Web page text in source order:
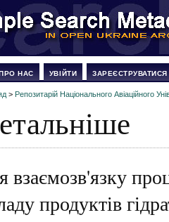
НАС УВІЙТИ ЗАРЕЄСТРУВАТИСЯ
> Репозитарій Національного Авіаційного
взаємозв'язку
продуктів